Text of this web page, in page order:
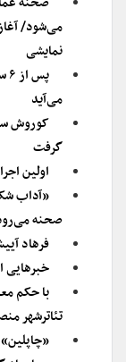
می‌شود/
نمایشی
می‌آید
کوروش
گرفت
اولین
«آداب
صحنه
فرهاد
خبرهایی
با حکم
تئاترشهر